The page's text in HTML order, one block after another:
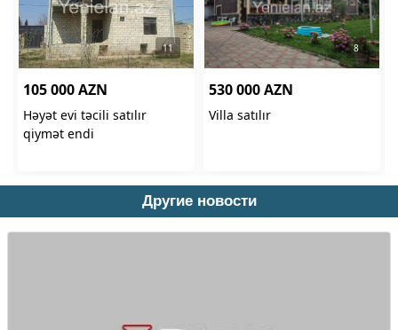
Другие новости